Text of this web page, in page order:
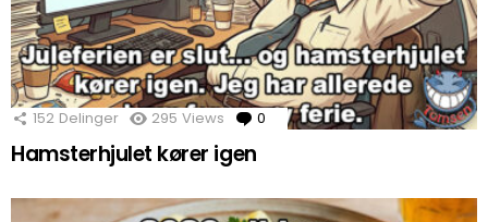
152 Delinger 295 Views 0 Comments
Hamsterhjulet kører igen